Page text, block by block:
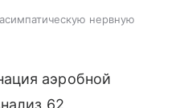
нервную
аэробной
62